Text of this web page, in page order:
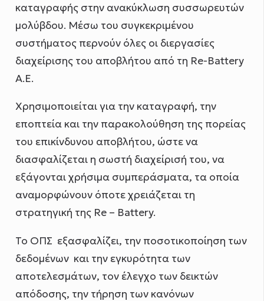
καταγραφής στην ανακύκλωση συσσωρευτών
μολύβδου. Μέσω του συγκεκριμένου
συστήματος περνούν όλες οι διεργασίες
διαχείρισης του αποβλήτου από τη Re-Battery
Α.Ε.
Χρησιμοποιείται για την καταγραφή, την
εποπτεία και την παρακολούθηση της πορείας
του επικίνδυνου αποβλήτου, ώστε να
διασφαλίζεται η σωστή διαχείρισή του, να
εξάγονται χρήσιμα συμπεράσματα, τα οποία
αναμορφώνουν όποτε χρειάζεται τη
στρατηγική της Re – Battery.
Το ΟΠΣ εξασφαλίζει, την ποσοτικοποίηση των
δεδομένων και την εγκυρότητα των
αποτελεσμάτων, τον έλεγχο των δεικτών
απόδοσης, την τήρηση των κανόνων